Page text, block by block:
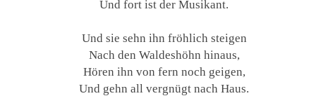
Und fort ist der Musikant.
Und sie sehn ihn fröhlich steigen
Nach den Waldeshöhn hinaus,
Hören ihn von fern noch geigen,
Und gehn all vergnügt nach Haus.